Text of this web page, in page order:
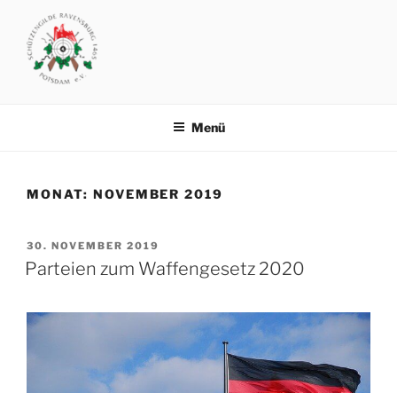
Inhalt
springen
RAVENSBURG1465 POTSDAM
Menü
MONAT: NOVEMBER 2019
VERÖFFENTLICHT
AM
30. NOVEMBER 2019
Parteien zum Waffengesetz 2020